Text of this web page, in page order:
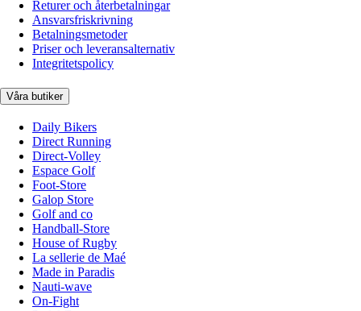
Returer och återbetalningar
Ansvarsfriskrivning
Betalningsmetoder
Priser och leveransalternativ
Integritetspolicy
Våra butiker
Daily Bikers
Direct Running
Direct-Volley
Espace Golf
Foot-Store
Galop Store
Golf and co
Handball-Store
House of Rugby
La sellerie de Maé
Made in Paradis
Nauti-wave
On-Fight